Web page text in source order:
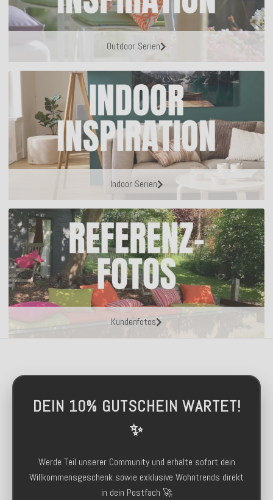
Outdoor Serien
Indoor Serien
Kundenfotos
DEIN 10% GUTSCHEIN WARTET!
✨
Werde Teil unserer Community und erhalte sofort dein
Willkommensgeschenk sowie exklusive Wohntrends direkt
in dein Postfach 🚀